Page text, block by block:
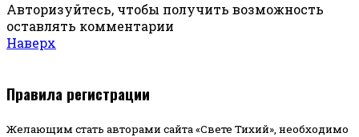
Авторизуйтесь, чтобы получить возможность
оставлять комментарии
Наверх
Правила регистрации
Желающим стать авторами сайта «Свете Тихий», необходимо